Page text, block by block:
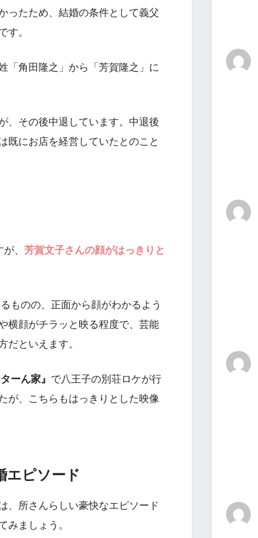
ったため、結婚の条件として義父
す。
「角田隆之」から「芳賀隆之」に
、その後中退しています。中退後
既にお店を経営していたとのこと
、 芳賀文子さんの顔がはっきりと
ものの、正面から顔がわかるよう
横顔がチラッと映る程度で、芸能
だといえます。
ーん家』 で八王子の別荘ロケが行
が、こちらもはっきりとした映像
エピソード
、所さんらしい豪快なエピソード
みましょう。